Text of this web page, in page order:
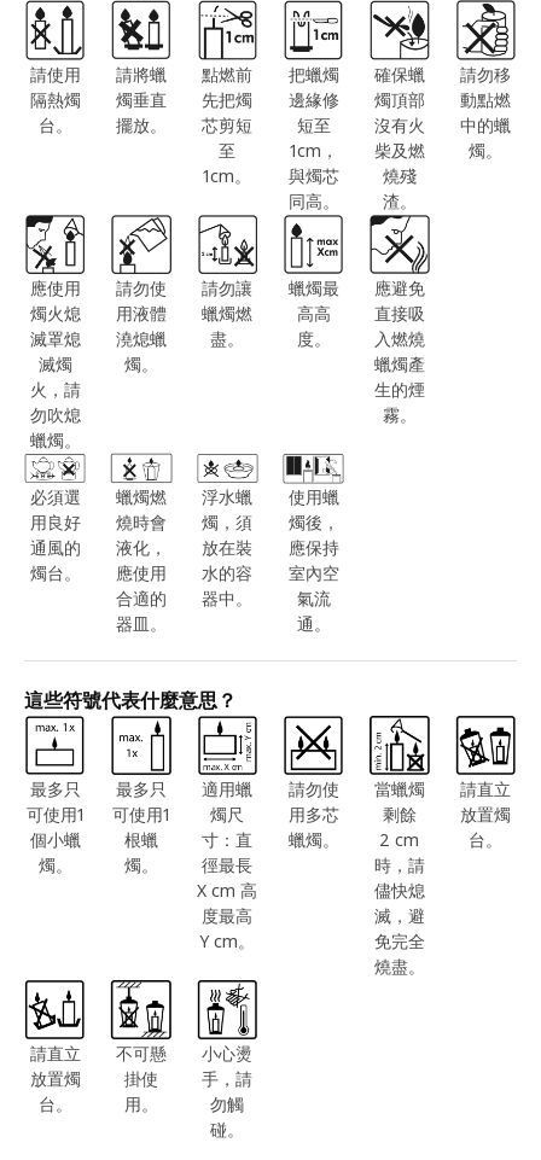
請使用
隔熱燭
台。
請將蠟
燭垂直
擺放。
點燃前
先把燭
芯剪短
至
1cm。
把蠟燭
邊緣修
短至
1cm，
與燭芯
同高。
確保蠟
燭頂部
沒有火
柴及燃
燒殘
渣。
請勿移
動點燃
中的蠟
燭。
應使用
燭火熄
滅罩熄
滅燭
火，請
勿吹熄
蠟燭。
請勿使
用液體
澆熄蠟
燭。
請勿讓
蠟燭燃
盡。
蠟燭最
高高
度。
應避免
直接吸
入燃燒
蠟燭產
生的煙
霧。
必須選
用良好
通風的
燭台。
蠟燭燃
燒時會
液化，
應使用
合適的
器皿。
浮水蠟
燭，須
放在裝
水的容
器中。
使用蠟
燭後，
應保持
室內空
氣流
通。
這些符號代表什麼意思？
最多只
可使用1
個小蠟
燭。
最多只
可使用1
根蠟
燭。
適用蠟
燭尺
寸：直
徑最長
X cm 高
度最高
Y cm。
請勿使
用多芯
蠟燭。
當蠟燭
剩餘
2 cm
時，請
儘快熄
滅，避
免完全
燒盡。
請直立
放置燭
台。
請直立
放置燭
台。
不可懸
掛使
用。
小心燙
手，請
勿觸
碰。